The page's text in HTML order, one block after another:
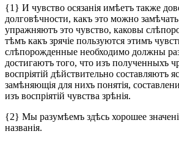
{1} И чувство осязанія имѣетъ также
долговѣчности, какъ это можно
упражняютъ это чувство, каковы
тѣмъ какъ зрячіе пользуются этимъ
слѣпорожденные необходимо должны
достигаютъ того, что изъ полученныхъ
воспріятій дѣйствительно составляютъ
замѣняющія для нихъ понятія,
изъ воспріятій чувства зрѣнія.
{2} Мы разумѣемъ здѣсь хорошее
названія.